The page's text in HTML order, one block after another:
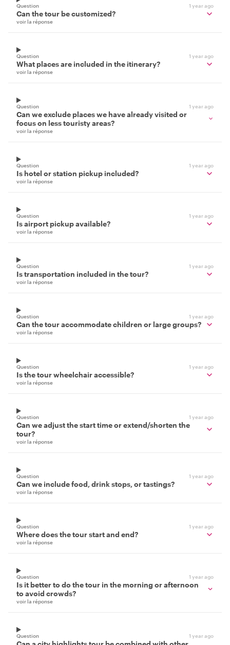
Question 1 year ago
Can the tour be customized?
voir la réponse
Question 1 year ago
What places are included in the itinerary?
voir la réponse
Question 1 year ago
Can we exclude places we have already visited or
focus on less touristy areas?
voir la réponse
Question 1 year ago
Is hotel or station pickup included?
voir la réponse
Question 1 year ago
Is airport pickup available?
voir la réponse
Question 1 year ago
Is transportation included in the tour?
voir la réponse
Question 1 year ago
Can the tour accommodate children or large groups?
voir la réponse
Question 1 year ago
Is the tour wheelchair accessible?
voir la réponse
Question 1 year ago
Can we adjust the start time or extend/shorten the
tour?
voir la réponse
Question 1 year ago
Can we include food, drink stops, or tastings?
voir la réponse
Question 1 year ago
Where does the tour start and end?
voir la réponse
Question 1 year ago
Is it better to do the tour in the morning or afternoon
to avoid crowds?
voir la réponse
Question 1 year ago